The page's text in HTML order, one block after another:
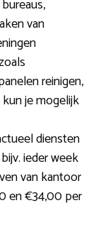
van
reinigen,
je mogelijk
diensten
ieder week
van kantoor
en €34,00 per